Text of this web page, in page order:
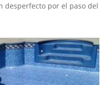
desperfecto por el paso del